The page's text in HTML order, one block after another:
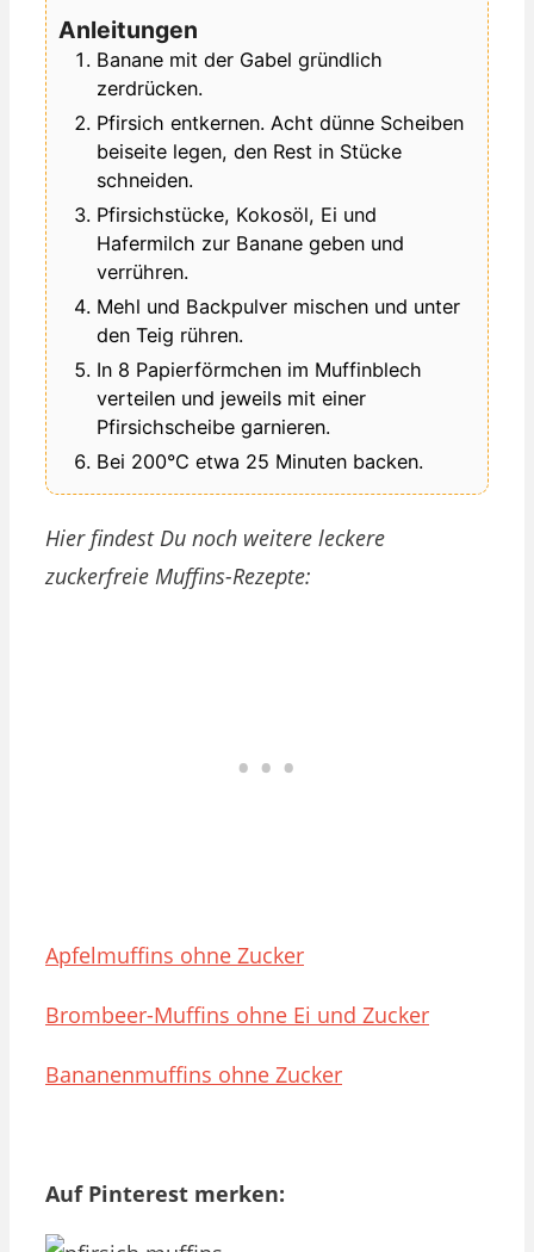
Anleitungen
Banane mit der Gabel gründlich
zerdrücken.
Pfirsich entkernen. Acht dünne Scheiben
beiseite legen, den Rest in Stücke
schneiden.
Pfirsichstücke, Kokosöl, Ei und
Hafermilch zur Banane geben und
verrühren.
Mehl und Backpulver mischen und unter
den Teig rühren.
In 8 Papierförmchen im Muffinblech
verteilen und jeweils mit einer
Pfirsichscheibe garnieren.
Bei 200°C etwa 25 Minuten backen.
Hier findest Du noch weitere leckere
zuckerfreie Muffins-Rezepte:
Apfelmuffins ohne Zucker
Brombeer-Muffins ohne Ei und Zucker
Bananenmuffins ohne Zucker
Auf Pinterest merken: